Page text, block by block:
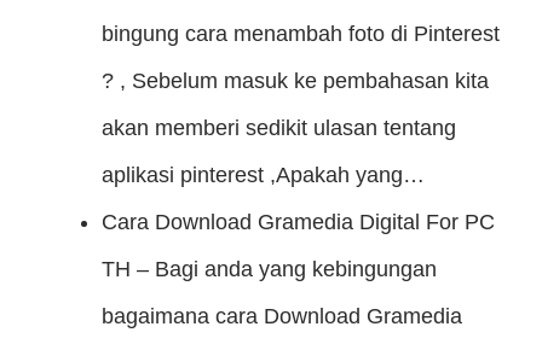
bingung cara menambah foto di Pinterest
? , Sebelum masuk ke pembahasan kita
akan memberi sedikit ulasan tentang
aplikasi pinterest ,Apakah yang…
Cara Download Gramedia Digital For PC
TH – Bagi anda yang kebingungan
bagaimana cara Download Gramedia